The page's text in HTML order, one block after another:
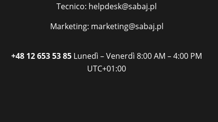
Tecnico: helpdesk@sabaj.pl
Marketing: marketing@sabaj.pl
+48 12 653 53 85 Lunedì – Venerdì 8:00 AM – 4:00 PM
UTC+01:00